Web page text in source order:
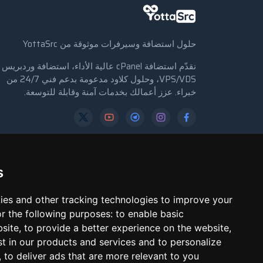
and other tracking technologies to improve your
the following purposes: to enable basic
, to provide a better experience on the website,
in our products and services and to personalize
, to deliver ads that are more relevant to you
حلول استضافة وسيرفرات موثوقة من YottaSrc
نقدّم استضافة cPanel عالية الأداء، استضافة وردبريس
VPS/VDS، وحلول كلاود مدعومة بدعم فني 24/7 من
خبراء. عزز أعمالك بخدمات آمنة وقابلة للتوسعة.